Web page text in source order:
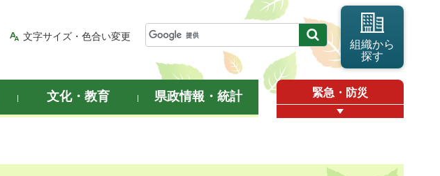
文字サイズ・色合い変更
組織から
探す
文化・教育 県政情報・統計 緊急・防災